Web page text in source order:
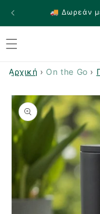
μετάβαση
στο
περιεχόμενο
🚚 Δωρεάν
Αρχική › On the Go ›
στις
πληροφορίες
προϊόντος